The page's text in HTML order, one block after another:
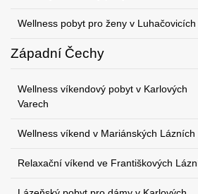
Wellness pobyt pro ženy v Luhačovicích
Západní Čechy
Wellness víkendový pobyt v Karlových
Varech
Wellness víkend v Mariánských Lázních
Relaxační víkend ve Františkových